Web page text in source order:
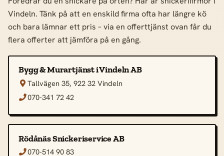
Vindeln. Tänk på att en enskild firma ofta har längre kö
och bara lämnar ett pris – via en offerttjänst ovan får du
flera offerter att jämföra på en gång.
Bygg & Murartjänst i Vindeln AB
 Tallvägen 35, 922 32 Vindeln
070-341 72 42
Rödånäs Snickeriservice AB
070-514 90 83